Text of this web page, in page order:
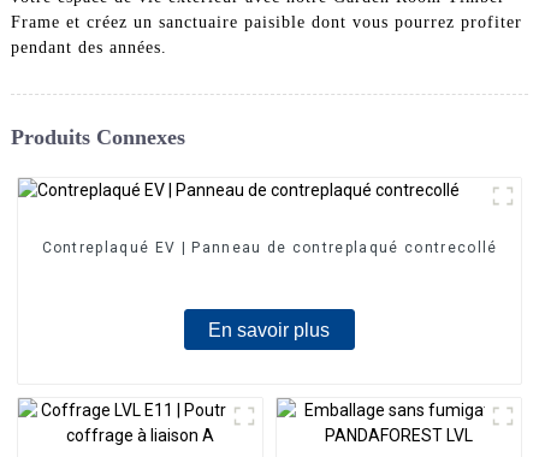
Frame et créez un sanctuaire paisible dont vous pourrez profiter
pendant des années.
Produits Connexes
Contreplaqué EV | Panneau de contreplaqué contrecollé
En savoir plus